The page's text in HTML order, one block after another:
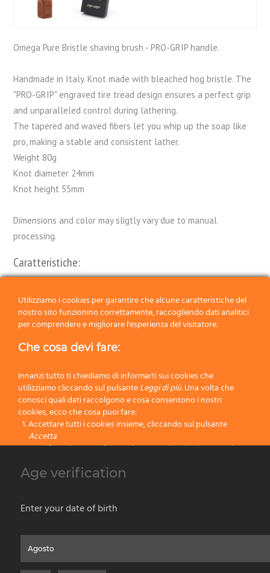
Omega Pure Bristle shaving brush - PRO-GRIP handle.
Handmade in Italy. Knot made with bleached hog bristle. The
"PRO-GRIP" engraved tire tread design ensures a perfect grip
and unparalleled control during lathering.
The tapered and waved fibers let you whip up the soap like
pro, making a stable and consistent lather.
Weight 80g
Knot diameter 24mm
Knot height 55mm
Dimensions and color may sligtly vary due to manual
processing.
Caratteristiche:
Ciuffo:Setola
Colore:Bianco
Categorie: Novità Prodotti Barba ,Pennelli da Barba in Setola
Barba
Home Chi Siamo
Privacy & Cookies Policy
Social Media Policy
Disclaimer
Utilizziamo i cookies per garantire che alcune caratteristiche del
nostro sito funzionino correttamente, raccogliendo dati analitici
per comprendere e migliorare l'esperienza del visitatore.
Che cosa devi fare:
Innanzi tutto ti chiediamo di informarti sui cookies che
utilizziamo cliccando sul pulsanteLeggi di più.Una volta che
conosci quali dati raccolgono e cosa consentono i nostri
cookies, ecco che cosa puoi fare:
Accettare tutti i cookies insieme, cliccando sul pulsante
Accetta
Specificare le tue preferenze impostando selettivamente i
Bloccare tutti i cookies cliccando sul pulsante
Rifiuta
Age verification
Enter your date of birth